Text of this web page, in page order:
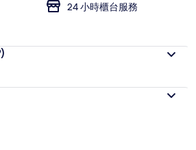
24 小時櫃台服務